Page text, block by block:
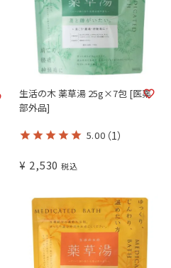
生活の木 薬草湯 25g×7包 [医薬
部外品]
5.00 （1）
¥ 2,530 税込